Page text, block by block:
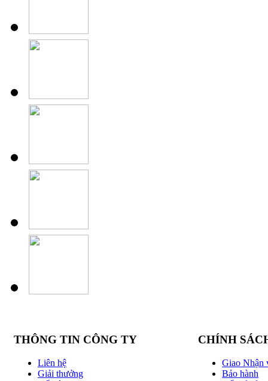
THÔNG TIN CÔNG TY
Liên hệ
Giải thưởng
CHÍNH
Giao Nhận
Bảo hành